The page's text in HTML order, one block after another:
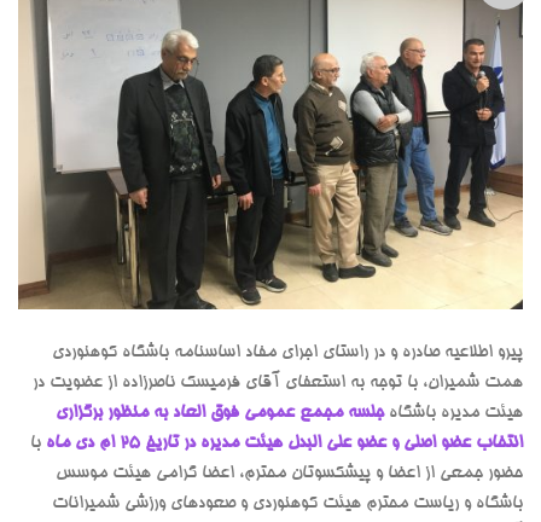
پیرو اطلاعیه صادره و در راستای اجرای مفاد اساسنامه باشگاه کوهنوردی
همت شمیران، با توجه به استعفای آقای فرمیسک ناصرزاده از عضویت در
هیئت مدیره باشگاهجلسه مجمع عمومی فوق العاد به منظور برگزاری
انتخاب عضو اصلی و عضو علی البدل هیئت مدیره در تاریخ 25 ام دی ماه
با
حضور جمعی از اعضا و پیشکسوتان محترم، اعضا گرامی هیئت موسس
باشگاه و ریاست محترم هیئت کوهنوردی و صعودهای ورزشی شمیرانات